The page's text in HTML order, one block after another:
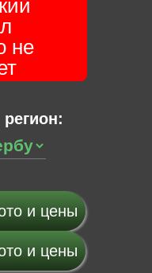
не
и цены
и цены